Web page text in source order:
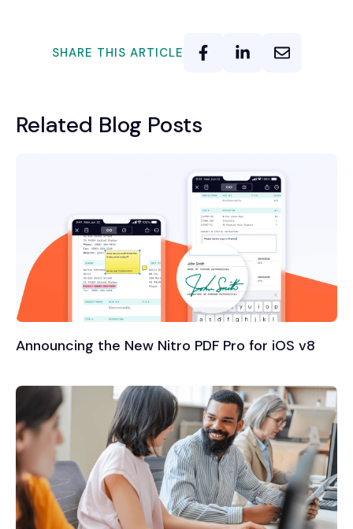
SHARE THIS ARTICLE
Related Blog Posts
Announcing the New Nitro PDF Pro for iOS v8